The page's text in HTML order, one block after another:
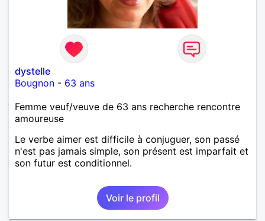
dystelle
Bougnon - 63 ans
Femme veuf/veuve de 63 ans recherche rencontre
amoureuse
Le verbe aimer est difficile à conjuguer, son passé
n'est pas jamais simple, son présent est imparfait et
son futur est conditionnel.
Voir le profil